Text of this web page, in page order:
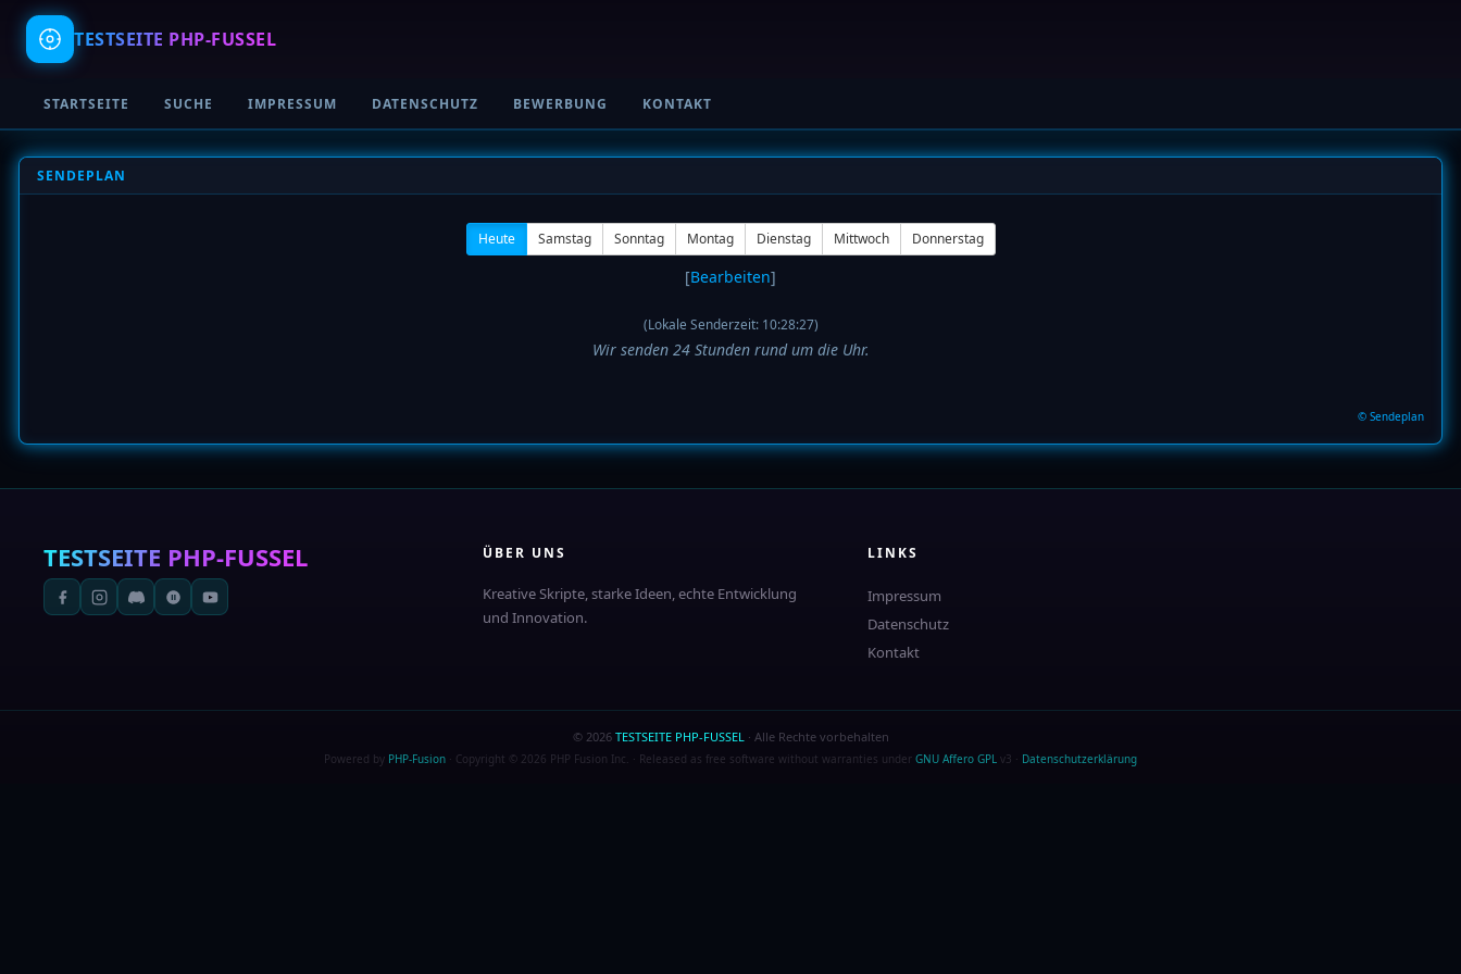
TESTSEITE PHP-FUSSEL
STARTSEITE SUCHE IMPRESSUM DATENSCHUTZ BEWERBUNG KONTAKT
SENDEPLAN
Heute Samstag Sonntag Montag Dienstag Mittwoch Donnerstag
[Bearbeiten]
(Lokale Senderzeit: 10:28:27)
Wir senden 24 Stunden rund um die Uhr.
© Sendeplan
TESTSEITE PHP-FUSSEL ÜBER UNS
Kreative Skripte, starke Ideen, echte Entwicklung
und Innovation.
LINKS
Impressum
Datenschutz
Kontakt
© 2026 TESTSEITE PHP-FUSSEL· Alle Rechte vorbehalten
Powered by PHP-Fusion · Copyright © 2026 PHP Fusion Inc. · Released as free software without warranties under GNU Affero GPL v3 · Datenschutzerklärung